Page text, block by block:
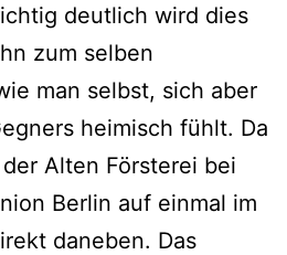
deutlich wird dies
zum selben
man selbst, sich aber
heimisch fühlt. Da
Alten Försterei bei
Berlin auf einmal im
daneben. Das